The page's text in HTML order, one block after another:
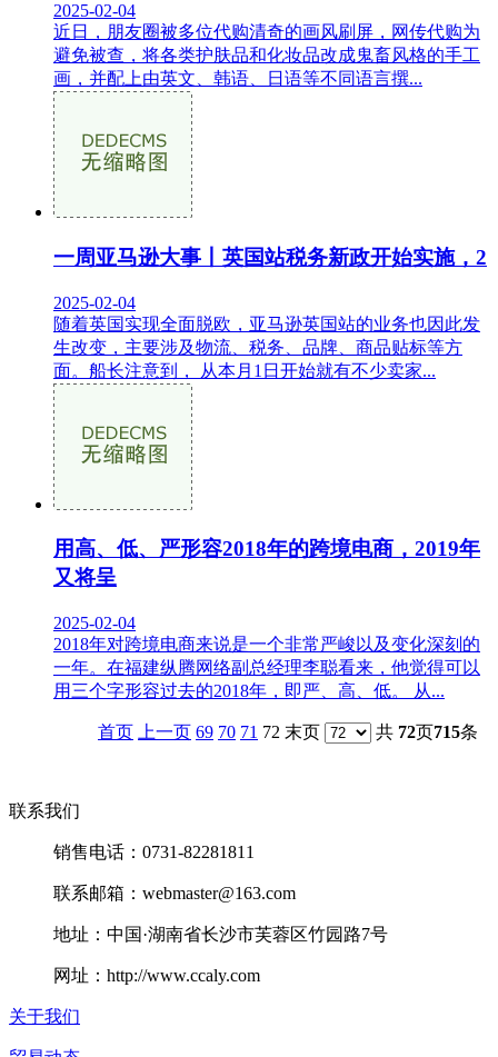
2025-02-04
近日，朋友圈被多位代购清奇的画风刷屏，网传代购为
避免被查，将各类护肤品和化妆品改成鬼畜风格的手工
画，并配上由英文、韩语、日语等不同语言撰...
一周亚马逊大事丨英国站税务新政开始实施，2
2025-02-04
随着英国实现全面脱欧，亚马逊英国站的业务也因此发
生改变，主要涉及物流、税务、品牌、商品贴标等方
面。船长注意到， 从本月1日开始就有不少卖家...
用高、低、严形容2018年的跨境电商，2019年
又将呈
2025-02-04
2018年对跨境电商来说是一个非常严峻以及变化深刻的
一年。在福建纵腾网络副总经理李聪看来，他觉得可以
用三个字形容过去的2018年，即严、高、低。 从...
首页 上一页 69 70 71 72 末页 共 72页715条
联系我们
销售电话：0731-82281811
联系邮箱：webmaster@163.com
地址：中国·湖南省长沙市芙蓉区竹园路7号
网址：http://www.ccaly.com
关于我们